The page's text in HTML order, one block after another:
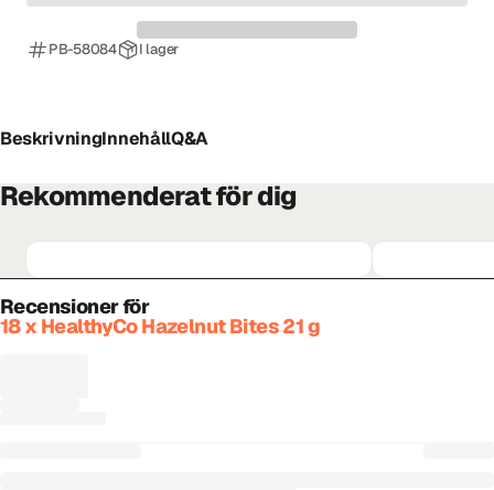
PB-58084 I lager
BeskrivningInnehållQ&A
Rekommenderat för dig
Recensioner för
18 x HealthyCo Hazelnut Bites 21 g